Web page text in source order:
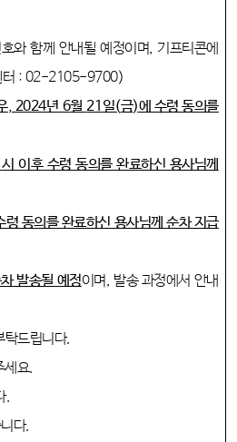
와 함께 안내될 예정이며,기프티콘에
: 02-2105-9700)
, 2024년 6월21 일(금)에 수령 동의를
시 이후 수령 동의를 완료하신 용사님께
령 동의를 완료하신 용사님께 순차 지급
발송될 예정이며, 발송 과정에서 안내
탁드립니다.
세요.
.
다.